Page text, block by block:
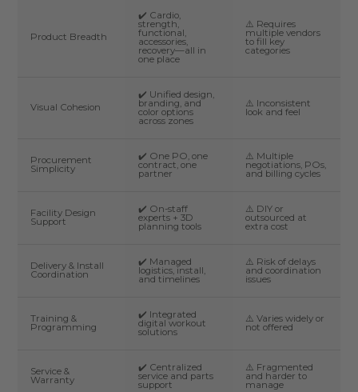
Product Breadth
✔️ Cardio,
strength,
functional,
accessories,
recovery—all in
one place
⚠️ Requires
multiple vendors
to fill key
categories
Visual Cohesion
✔️ Unified design,
branding, and
color options
across zones
⚠️ Inconsistent
look and feel
Procurement
Simplicity
✔️ One PO, one
contract, one
partner
⚠️ Multiple
negotiations, POs,
and billing cycles
Facility Design
Support
✔️ On-staff
experts + 3D
planning tools
⚠️ DIY or
outsourced at
extra cost
Delivery & Install
Coordination
✔️ Managed
logistics, install,
and timelines
⚠️ Risk of delays
and coordination
issues
Training &
Programming
✔️ Integrated
digital workout
solutions
⚠️ Varies widely or
not offered
Service &
Warranty
✔️ Centralized
service and parts
support
⚠️ Fragmented
and harder to
manage